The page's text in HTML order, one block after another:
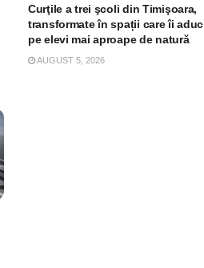
Curţile a trei şcoli din Timişoara,
transformate în spații care îi aduc
pe elevi mai aproape de natură
AUGUST 5, 2026